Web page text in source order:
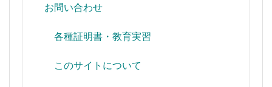
お問い合わせ
各種証明書・教育実習
このサイトについて